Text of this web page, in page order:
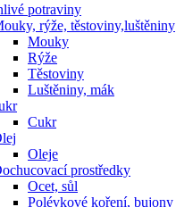
potraviny
rýže, těstoviny,luštěniny
Mouky
Rýže
Těstoviny
Luštěniny, mák
Cukr
Oleje
prostředky
Ocet, sůl
Polévkové koření, bujony